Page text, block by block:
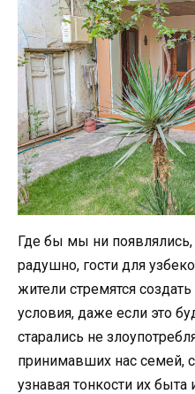
Где бы мы ни появлялись,
радушно, гости для
жители стремятся
условия, даже если это
старались не
принимавших нас семей,
узнавая тонкости их быта